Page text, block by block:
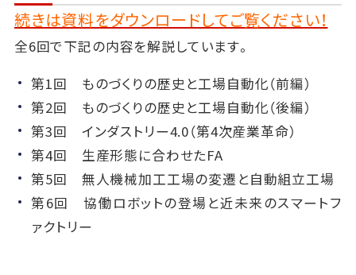
続きは資料をダウンロードしてご覧ください！
全6回で下記の内容を解説しています。
第1回 ものづくりの歴史と工場自動化（前編）
第2回 ものづくりの歴史と工場自動化（後編）
第3回 インダストリー4.0（第4次産業革命）
第4回 生産形態に合わせたFA
第5回 無人機械加工工場の変遷と自動組立工場
第6回 協働ロボットの登場と近未来のスマートフ
ァクトリー